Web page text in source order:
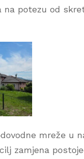
na potezu od
mreže u
zamjena